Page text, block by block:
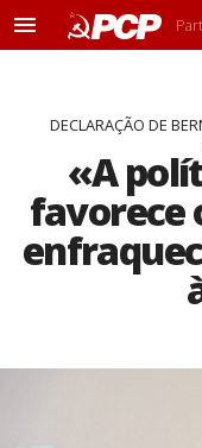
M
DECLARAÇÃO DE
«A
favorece